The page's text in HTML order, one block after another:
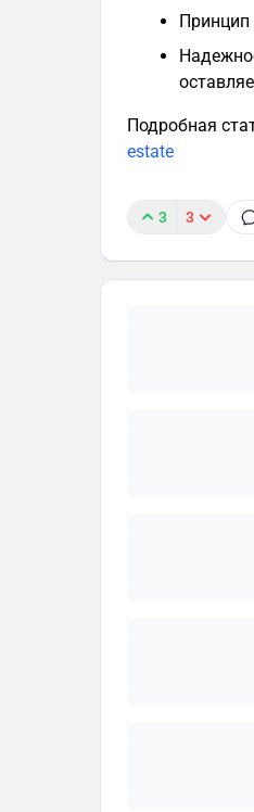
Принцип
Подробная
estate
3 3